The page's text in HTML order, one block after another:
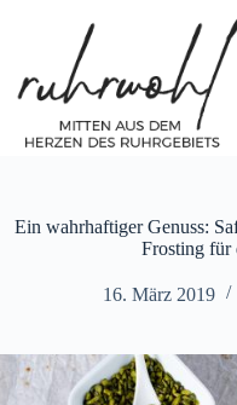
Ein wahrhaftiger Genuss:
Frosting für
16. März 2019